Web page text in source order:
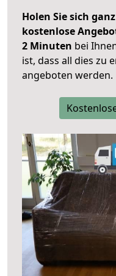
Holen Sie sich
kostenlose
2 Minuten bei
ist, dass all dies zu
angeboten werden.